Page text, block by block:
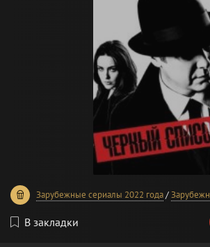
Зарубежные сериалы 2022 года/Зарубежные сериалы 2021 года
60 1 2 3 4 5
В закладки